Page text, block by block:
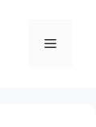
Menu